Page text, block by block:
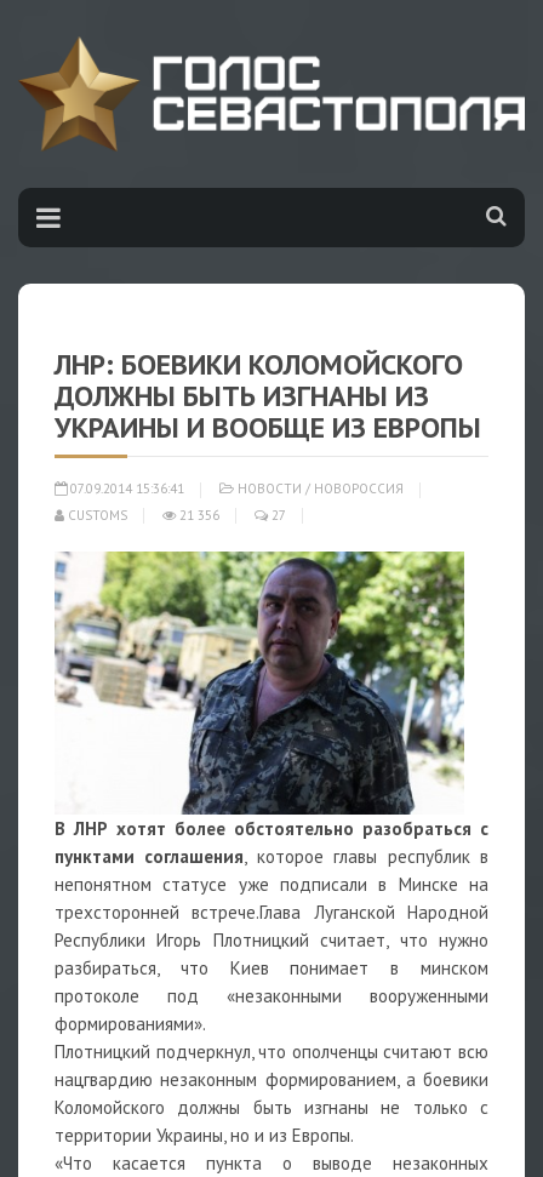
ЛНР: БОЕВИКИ КОЛОМОЙСКОГО
ДОЛЖНЫ БЫТЬ ИЗГНАНЫ ИЗ
УКРАИНЫ И ВООБЩЕ ИЗ ЕВРОПЫ
07.09.2014 15:36:41 НОВОСТИ / НОВОРОССИЯ
CUSTOMS
21 356 27
В ЛНР хотят более обстоятельно разобраться с
пунктами соглашения , которое главы республик в
непонятном статусе уже подписали в Минске на
трехсторонней встрече.Глава Луганской Народной
Республики Игорь Плотницкий считает, что нужно
разбираться, что Киев понимает в минском
протоколе под «незаконными вооруженными
формированиями».
Плотницкий подчеркнул, что ополченцы считают всю
нацгвардию незаконным формированием, а боевики
Коломойского должны быть изгнаны не только с
территории Украины, но и из Европы.
«Что касается пункта о выводе незаконных